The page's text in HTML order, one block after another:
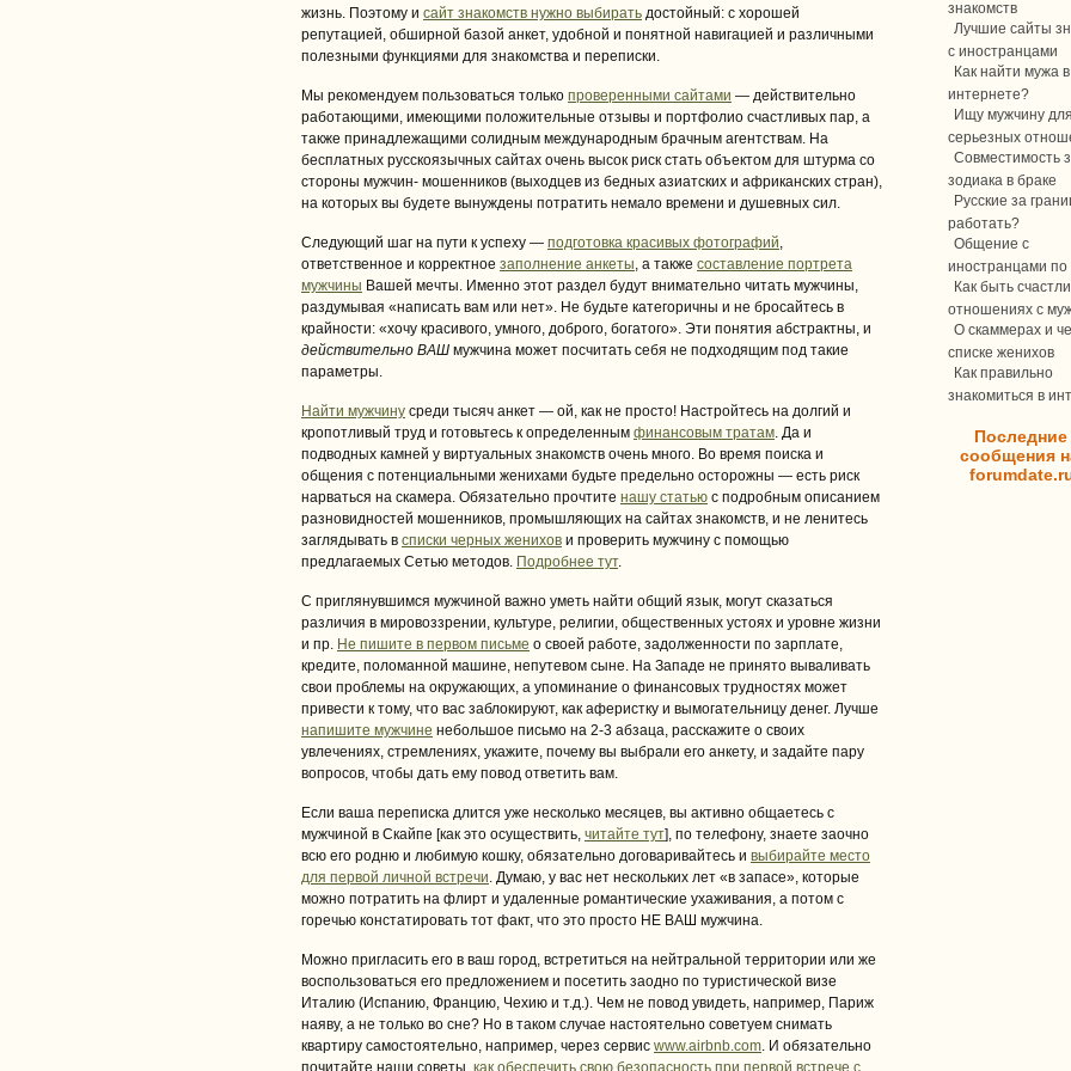
жизнь. Поэтому и сайт знакомств нужно выбирать достойный: с хорошей
репутацией, обширной базой анкет, удобной и понятной навигацией и различными
полезными функциями для знакомства и переписки.
Мы рекомендуем пользоваться только проверенными сайтами — действительно
работающими, имеющими положительные отзывы и портфолио счастливых пар, а
также принадлежащими солидным международным брачным агентствам. На
бесплатных русскоязычных сайтах очень высок риск стать объектом для штурма со
стороны мужчин- мошенников (выходцев из бедных азиатских и африканских стран),
на которых вы будете вынуждены потратить немало времени и душевных сил.
Следующий шаг на пути к успеху — подготовка красивых фотографий,
ответственное и корректное заполнение анкеты, а также составление портрета
мужчины Вашей мечты. Именно этот раздел будут внимательно читать мужчины,
раздумывая «написать вам или нет». Не будьте категоричны и не бросайтесь в
крайности: «хочу красивого, умного, доброго, богатого». Эти понятия абстрактны, и
действительно ВАШ мужчина может посчитать себя не подходящим под такие
параметры.
Найти мужчину среди тысяч анкет — ой, как не просто! Настройтесь на долгий и
кропотливый труд и готовьтесь к определенным финансовым тратам. Да и
подводных камней у виртуальных знакомств очень много. Во время поиска и
общения с потенциальными женихами будьте предельно осторожны — есть риск
нарваться на скамера. Обязательно прочтите нашу статью с подробным описанием
разновидностей мошенников, промышляющих на сайтах знакомств, и не ленитесь
заглядывать в списки черных женихов и проверить мужчину с помощью
предлагаемых Сетью методов. Подробнее тут.
С приглянувшимся мужчиной важно уметь найти общий язык, могут сказаться
различия в мировоззрении, культуре, религии, общественных устоях и уровне жизни
и пр. Не пишите в первом письме о своей работе, задолженности по зарплате,
кредите, поломанной машине, непутевом сыне. На Западе не принято вываливать
свои проблемы на окружающих, а упоминание о финансовых трудностях может
привести к тому, что вас заблокируют, как аферистку и вымогательницу денег. Лучше
напишите мужчине небольшое письмо на 2-3 абзаца, расскажите о своих
увлечениях, стремлениях, укажите, почему вы выбрали его анкету, и задайте пару
вопросов, чтобы дать ему повод ответить вам.
Если ваша переписка длится уже несколько месяцев, вы активно общаетесь с
мужчиной в Скайпе [как это осуществить, читайте тут], по телефону, знаете заочно
всю его родню и любимую кошку, обязательно договаривайтесь и выбирайте место
для первой личной встречи. Думаю, у вас нет нескольких лет «в запасе», которые
можно потратить на флирт и удаленные романтические ухаживания, а потом с
горечью констатировать тот факт, что это просто НЕ ВАШ мужчина.
Можно пригласить его в ваш город, встретиться на нейтральной территории или же
воспользоваться его предложением и посетить заодно по туристической визе
Италию (Испанию, Францию, Чехию и т.д.). Чем не повод увидеть, например, Париж
наяву, а не только во сне? Но в таком случае настоятельно советуем снимать
квартиру самостоятельно, например, через сервис www.airbnb.com. И обязательно
почитайте наши советы, как обеспечить свою безопасность при первой встрече с
знакомств
Лучшие сайты
с иностранцами
Как найти мужа в
интернете?
Ищу мужчину
серьезных
Совместимость
зодиака в браке
Русские за
работать?
Общение с
иностранцами по
Как быть
отношениях с
О скаммерах и
списке женихов
Как правильно
знакомиться в
Последние
сообщения